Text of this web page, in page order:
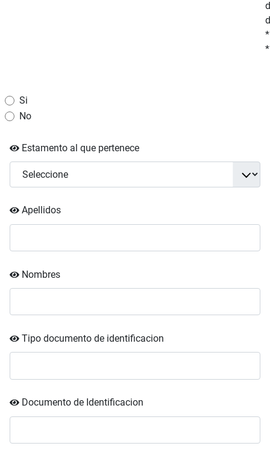
*
*
Si
No
Estamento al que pertenece
Apellidos
Nombres
Tipo documento de identificacion
Documento de Identificacion